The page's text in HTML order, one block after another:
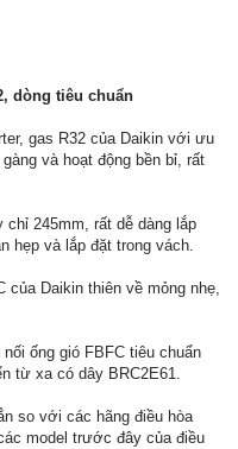
dòng tiêu chuẩn
gas R32 của Daikin với ưu
và hoạt động bền bỉ, rất
245mm, rất dễ dàng lắp
hẹp và lắp đặt trong vách.
của Daikin thiên về mỏng nhẹ,
ống gió FBFC tiêu chuẩn
từ xa có dây BRC2E61.
so với các hãng điều hòa
model trước đây của điều